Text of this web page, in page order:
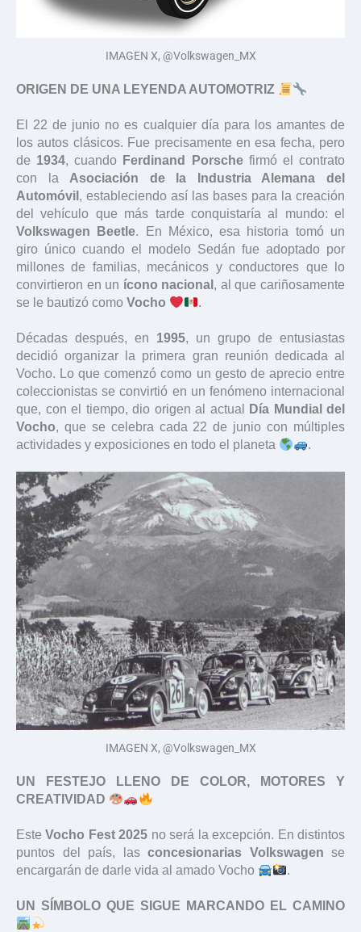
IMAGEN X, @Volkswagen_MX
ORIGEN DE UNA LEYENDA AUTOMOTRIZ
El 22 de junio no es cualquier día para los amantes de
los autos clásicos. Fue precisamente en esa fecha, pero
de 1934, cuando Ferdinand Porschefirmó el contrato
con la Asociación de la Industria Alemana del
Automóvil , estableciendo así las bases para la creación
del vehículo que más tarde conquistaría al mundo: el
Volkswagen Beetle. En México, esa historia tomó un
giro único cuando el modelo Sedán fue adoptado por
millones de familias, mecánicos y conductores que lo
convirtieron en un ícono nacional , al que cariñosamente
se le bautizó como Vocho .
Décadas después, en 1995, un grupo de entusiastas
decidió organizar la primera gran reunión dedicada al
Vocho. Lo que comenzó como un gesto de aprecio entre
coleccionistas se convirtió en un fenómeno internacional
que, con el tiempo, dio origen al actual
Día Mundial del
Vocho, que se celebra cada 22 de junio con múltiples
actividades y exposiciones en todo el planeta
.
IMAGEN X, @Volkswagen_MX
UN FESTEJO LLENO DE COLOR, MOTORES Y
CREATIVIDAD
EsteVocho Fest 2025 no será la excepción. En distintos
puntos del país, las concesionarias Volkswagen se
encargarán de darle vida al amado Vocho
.
UN SÍMBOLO QUE SIGUE MARCANDO EL CAMINO